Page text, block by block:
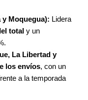
y Moquegua): Lidera
total y un
La Libertad y
los envíos, con un
a la temporada